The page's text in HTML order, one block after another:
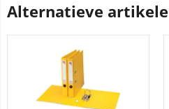
Alternatieve